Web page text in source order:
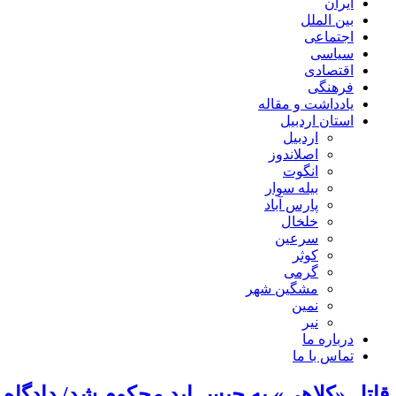
ایران
بین الملل
اجتماعی
سیاسی
اقتصادی
فرهنگی
یادداشت و مقاله
استان اردبیل
اردبیل
اصلاندوز
انگوت
بیله سوار
پارس آباد
خلخال
سرعین
کوثر
گرمی
مشگین شهر
نمین
نیر
درباره ما
تماس با ما